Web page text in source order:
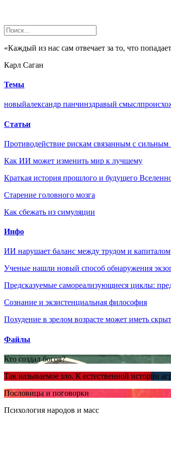
«Каждый из нас сам отвечает за то, что
Карл Саган
Темы
новыйалександр панчинздравый смысл
Статьи
Противодействие рискам связанным с
Как ИИ может изменить мир к лучшему
Краткая история прошлого и будущего
Старение головного мозга
Как сбежать из симуляции
Инфо
ИИ нарушает баланс между трудом и капиталом
Ученые нашли новый способ обнаружения
Предсказуемые самореализующиеся циклы:
Сознание и экзистенциальная философия
Похудение в зрелом возрасте может иметь
Файлы
Кто создал богов?
Так называемое зло. К естественной истории
Пословицы и поговорки
Психология народов и масс